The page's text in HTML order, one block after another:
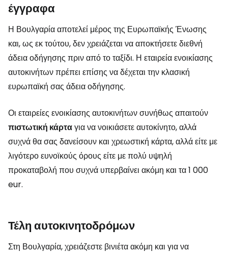
έγγραφα
Η Βουλγαρία αποτελεί μέρος της Ευρωπαϊκής Ένωσης
και, ως εκ τούτου, δεν χρειάζεται να αποκτήσετε διεθνή
άδεια οδήγησης πριν από το ταξίδι. Η εταιρεία ενοικίασης
αυτοκινήτων πρέπει επίσης να δέχεται την κλασική
ευρωπαϊκή σας άδεια οδήγησης.
Οι εταιρείες ενοικίασης αυτοκινήτων συνήθως απαιτούν
πιστωτική κάρταγια να νοικιάσετε αυτοκίνητο, αλλά
συχνά θα σας δανείσουν και χρεωστική κάρτα, αλλά είτε με
λιγότερο ευνοϊκούς όρους είτε με πολύ υψηλή
προκαταβολή που συχνά υπερβαίνει ακόμη και τα 1 000
eur.
Τέλη αυτοκινητοδρόμων
Στη Βουλγαρία, χρειάζεστε βινιέτα ακόμη και για να